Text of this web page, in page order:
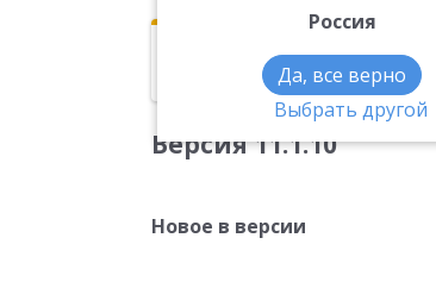
Россия
Да, все верно
Выбрать другой
Эта новость находится в
Версия 11.1.10
Новое в версии